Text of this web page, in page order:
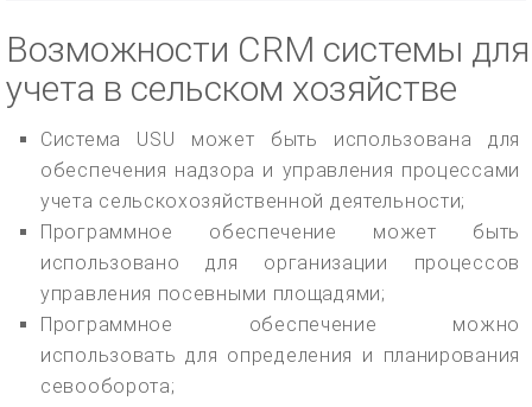
Возможности CRM системы для
учета в сельском хозяйстве
Система USU может быть использована для
обеспечения надзора и управления процессами
учета сельскохозяйственной деятельности;
Программное обеспечение может быть
использовано для организации процессов
управления посевными площадями;
Программное обеспечение можно
использовать для определения и планирования
севооборота;